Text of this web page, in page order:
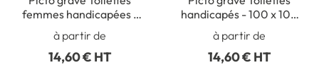
femmes handicapées -
100 x 100 mm - Gamme
Métal
à partir de
14,60 € HT
handicapés - 100 x 100
mm - Gamme Métal
à partir de
14,60 € HT